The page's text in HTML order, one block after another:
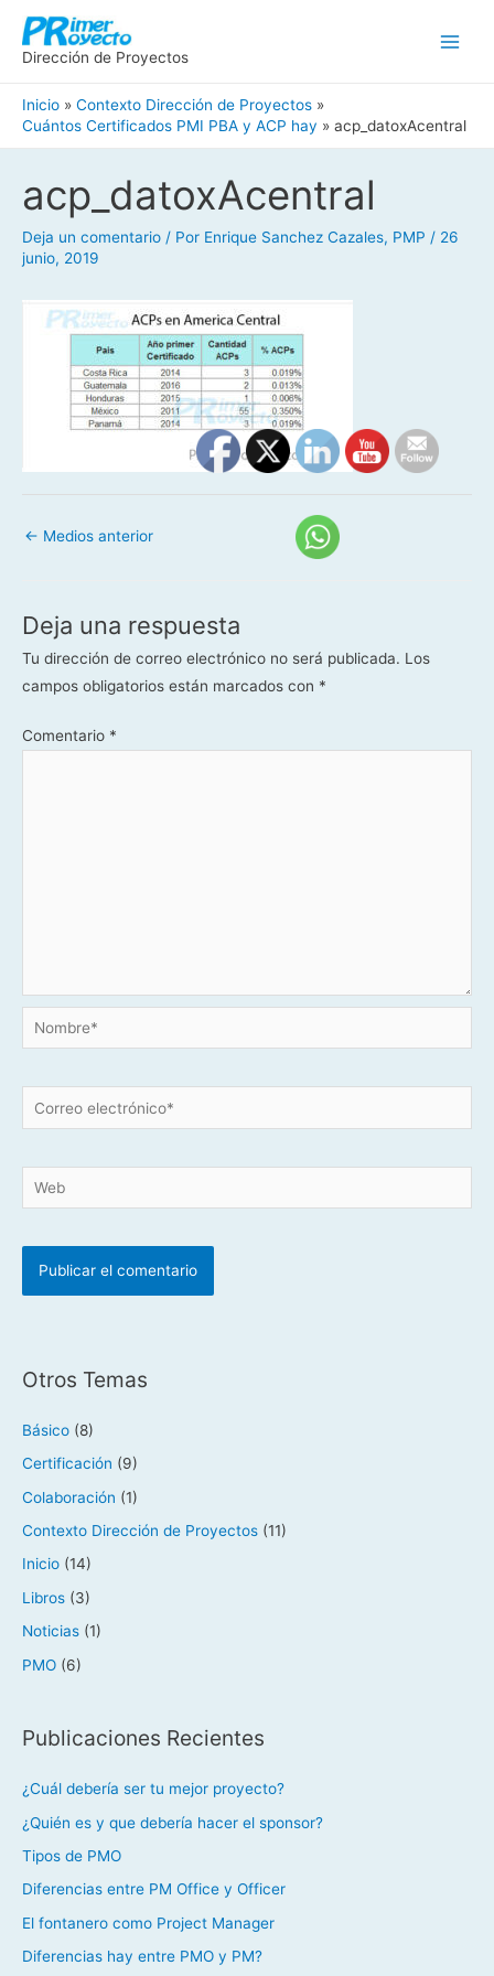
contenido
Dirección de Proyectos
Inicio
Contexto Dirección de Proyectos
Cuántos Certificados PMI PBA y ACP hay
acp_datoxAcentral
acp_datoxAcentral
Deja un comentario / Por Enrique Sanchez Cazales, PMP / 26
junio, 2019
de
entradas
← Medios anterior
Deja una respuesta
Tu dirección de correo electrónico no será publicada. Los
campos obligatorios están marcados con *
Comentario *
Nombre*
Correo
electrónico*
Web
Otros Temas
Básico (8)
Certificación (9)
Colaboración (1)
Contexto Dirección de Proyectos (11)
Inicio (14)
Libros (3)
Noticias (1)
PMO (6)
Publicaciones Recientes
¿Cuál debería ser tu mejor proyecto?
¿Quién es y que debería hacer el sponsor?
Tipos de PMO
Diferencias entre PM Office y Officer
El fontanero como Project Manager
Diferencias hay entre PMO y PM?